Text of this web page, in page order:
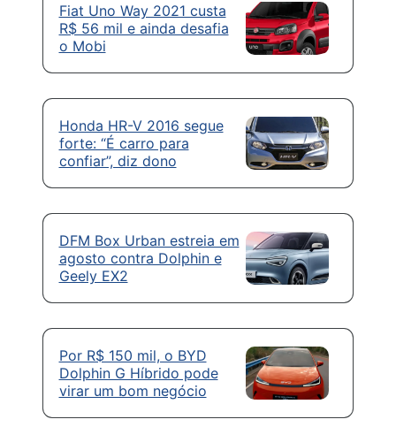
Fiat Uno Way 2021 custa
R$ 56 mil e ainda desafia
o Mobi
Honda HR-V 2016 segue
forte: “É carro para
confiar”, diz dono
DFM Box Urban estreia em
agosto contra Dolphin e
Geely EX2
Por R$ 150 mil, o BYD
Dolphin G Híbrido pode
virar um bom negócio